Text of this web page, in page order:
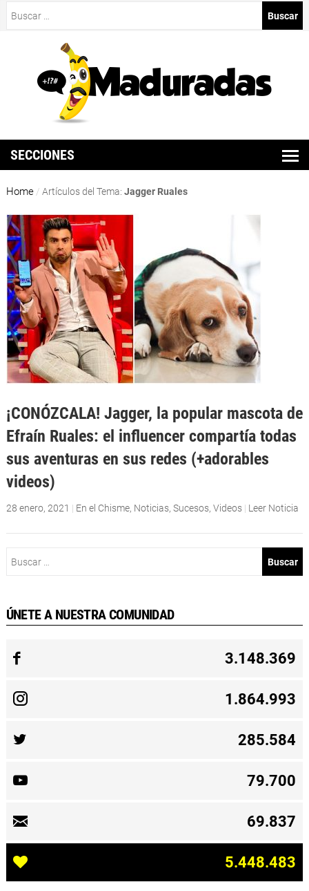
SECCIONES
Home / Artículos del Tema: Jagger Ruales
¡CONÓZCALA! Jagger, la popular mascota de
Efraín Ruales: el influencer compartía todas
sus aventuras en sus redes (+adorables
videos)
28 enero, 2021 | En el Chisme, Noticias, Sucesos, Videos | Leer Noticia
ÚNETE A NUESTRA COMUNIDAD
3.148.369
1.864.993
285.584
79.700
69.837
5.448.483